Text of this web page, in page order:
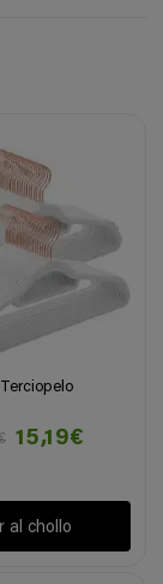
15,19€
al chollo